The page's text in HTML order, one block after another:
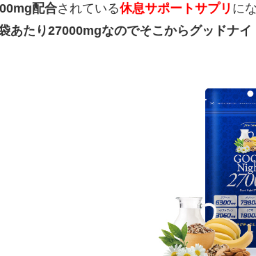
配合されている休息サポートサプリ に
あたり27000mgなのでそこからグッドナイ